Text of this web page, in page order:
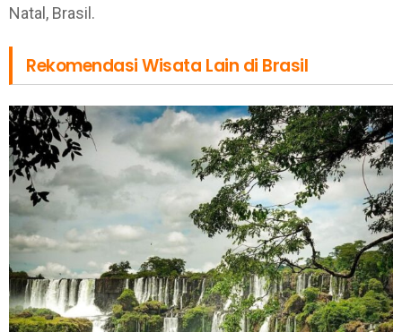
Natal, Brasil.
Rekomendasi Wisata Lain di Brasil